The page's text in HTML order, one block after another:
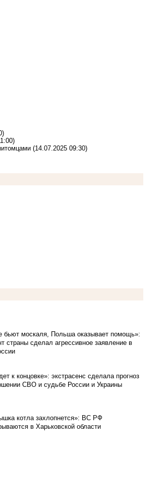
(14.07.2025 09:30)
бьют москаля, Польша оказывает помощь»:
страны сделал агрессивное заявление в
к концовке»: экстрасенс сделала прогноз
СВО и судьбе России и Украины
котла захлопнется»: ВС РФ
в Харьковской области